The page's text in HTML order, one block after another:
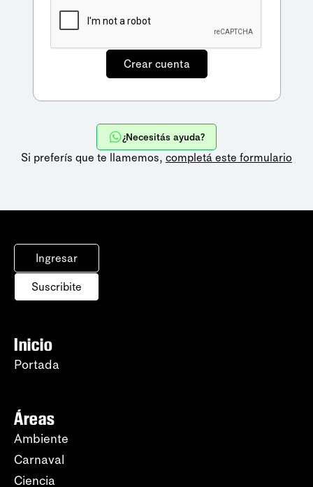
¿Necesitás ayuda?
Si preferís que te llamemos, completá este formulario
Ingresar
Suscribite
Inicio
Portada
Áreas
Ambiente
Carnaval
Ciencia